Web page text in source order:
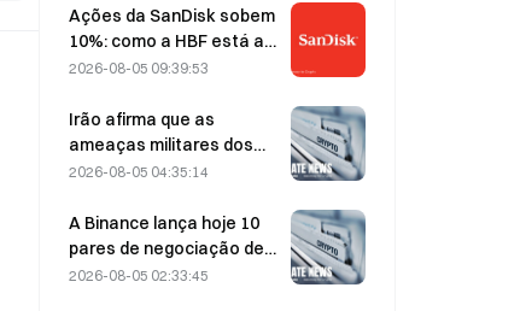
Ações da SanDisk sobem
10%: como a HBF está a
iniciar um novo ciclo de
poderão os resultados
financeiros validar a tese
de crescimento?
2026-08-05 09:39:53
Irão afirma que as
ameaças militares dos
EUA atrasam o acordo
de Ormuz, em 5 de agosto
2026-08-05 04:35:14
A Binance lança hoje 10
pares de negociação de
bStocks às 20:00 (UTC+8),
2026-08-05 02:33:45